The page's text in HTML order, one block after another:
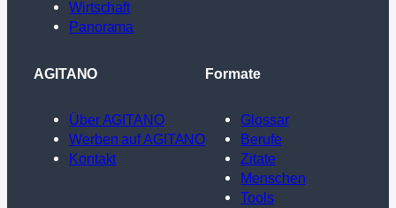
Wirtschaft
Panorama
AGITANO
Über AGITANO
Werben auf AGITANO
Kontakt
Formate
Glossar
Berufe
Zitate
Menschen
Tools